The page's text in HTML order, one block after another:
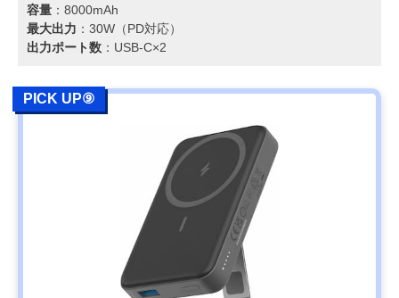
容量 ：8000mAh
最大出力 ：30W（PD対応）
出力ポート数 ：USB-C×2
PICK UP⑨